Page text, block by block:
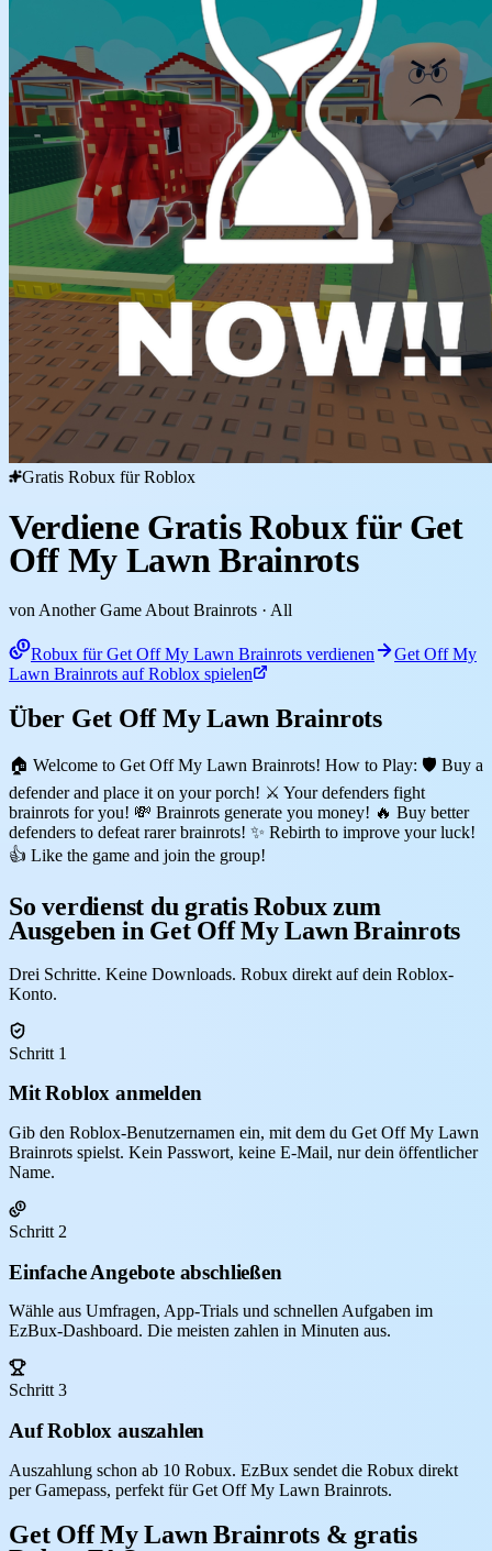
Gratis Robux für Roblox
Verdiene Gratis Robux für Get
Off My Lawn Brainrots
von Another Game About Brainrots · All
Robux für Get Off My Lawn Brainrots verdienen
Get Off My
Lawn Brainrots auf Roblox spielen
Über Get Off My Lawn Brainrots
🏠 Welcome to Get Off My Lawn Brainrots! How to Play: 🛡️ Buy a
defender and place it on your porch! ⚔️ Your defenders fight
brainrots for you! 💸 Brainrots generate you money! 🔥 Buy better
defenders to defeat rarer brainrots! ✨ Rebirth to improve your luck!
👍 Like the game and join the group!
So verdienst du gratis Robux zum
Ausgeben in Get Off My Lawn Brainrots
Drei Schritte. Keine Downloads. Robux direkt auf dein Roblox-
Konto.
Schritt 1
Mit Roblox anmelden
Gib den Roblox-Benutzernamen ein, mit dem du Get Off My Lawn
Brainrots spielst. Kein Passwort, keine E-Mail, nur dein öffentlicher
Name.
Schritt 2
Einfache Angebote abschließen
Wähle aus Umfragen, App-Trials und schnellen Aufgaben im
EzBux-Dashboard. Die meisten zahlen in Minuten aus.
Schritt 3
Auf Roblox auszahlen
Auszahlung schon ab 10 Robux. EzBux sendet die Robux direkt
per Gamepass, perfekt für Get Off My Lawn Brainrots.
Get Off My Lawn Brainrots & gratis